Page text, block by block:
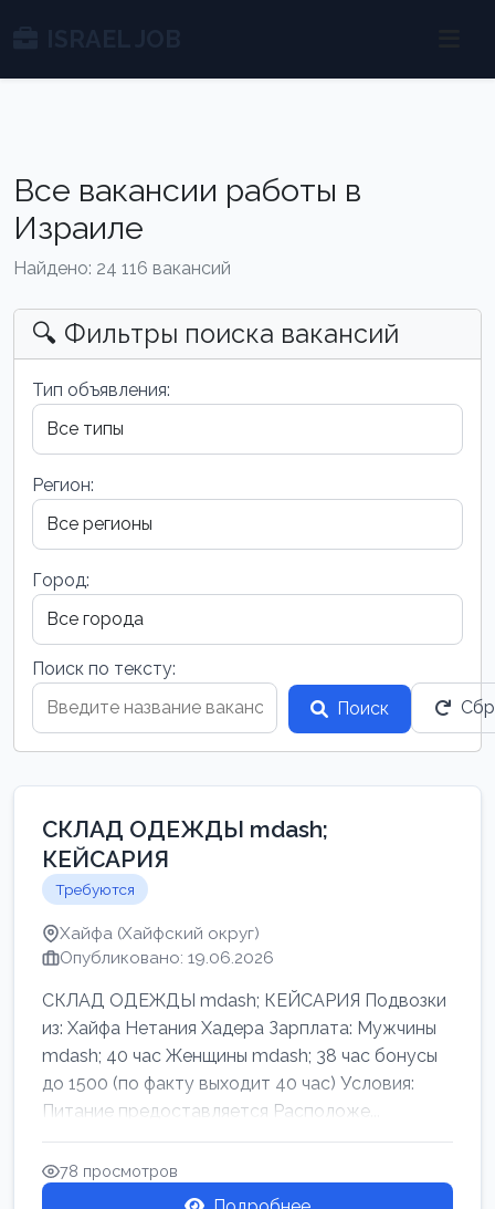
Все вакансии работы в
Израиле
Найдено: 24 116 вакансий
🔍 Фильтры поиска вакансий
Тип объявления:
Регион:
Город:
Поиск по тексту:
Поиск
СКЛАД ОДЕЖДЫ mdash;
КЕЙСАРИЯ
Требуются
Хайфа (Хайфский округ)
Опубликовано: 19.06.2026
СКЛАД ОДЕЖДЫ mdash; КЕЙСАРИЯ Подвозки
из: Хайфа Нетания Хадера Зарплата: Мужчины
mdash; 40 час Женщины mdash; 38 час бонусы
до 1500 (по факту выходит 40 час) Условия:
Питание предоставляется Расположе...
78 просмотров